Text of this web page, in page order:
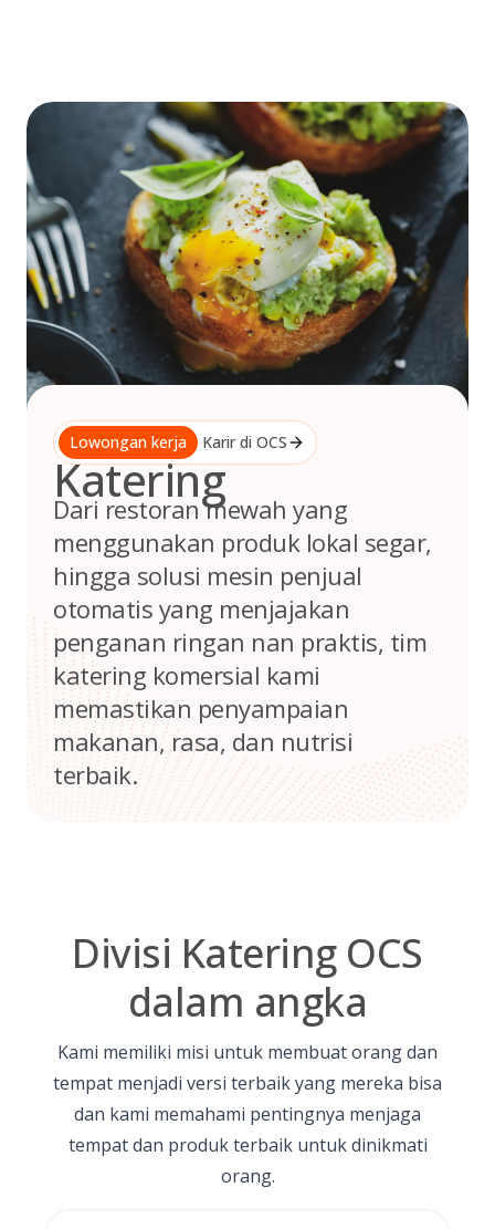
Lowongan kerja Karir di OCS
Katering
Dari restoran mewah yang
menggunakan produk lokal segar,
hingga solusi mesin penjual
otomatis yang menjajakan
penganan ringan nan praktis, tim
katering komersial kami
memastikan penyampaian
makanan, rasa, dan nutrisi
terbaik.
Divisi Katering OCS
dalam angka
Kami memiliki misi untuk membuat orang dan
tempat menjadi versi terbaik yang mereka bisa
dan kami memahami pentingnya menjaga
tempat dan produk terbaik untuk dinikmati
orang.